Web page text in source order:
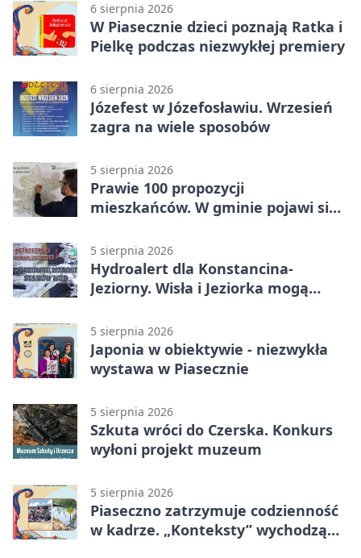
6 sierpnia 2026
W Piasecznie dzieci poznają Ratka i
Pielkę podczas niezwykłej premiery
6 sierpnia 2026
Józefest w Józefosławiu. Wrzesień
zagra na wiele sposobów
5 sierpnia 2026
Prawie 100 propozycji
mieszkańców. W gminie pojawi się
5 sierpnia 2026
Hydroalert dla Konstancina-
Jeziorny. Wisła i Jeziorka mogą
5 sierpnia 2026
Japonia w obiektywie - niezwykła
wystawa w Piasecznie
5 sierpnia 2026
Szkuta wróci do Czerska. Konkurs
wyłoni projekt muzeum
5 sierpnia 2026
Piaseczno zatrzymuje codzienność
w kadrze. „Konteksty” wychodzą